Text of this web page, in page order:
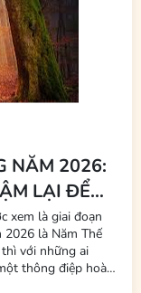
NĂM 2026:
LẠI ĐỂ
xem là giai đoạn
2026 là Năm Thế
với những ai
thông điệp hoàn